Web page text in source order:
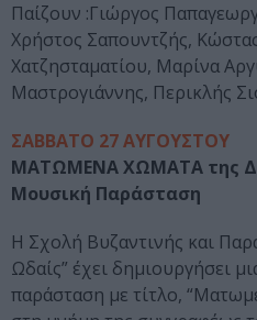
Παίζουν :Γιώργος
Χρήστος Σαπουντζής,
Χατζησταματίου, Μαρίνα
Μαστρογιάννης, Περικλής
ΣΑΒΒΑΤΟ 27 ΑΥΓΟΥΣΤΟΥ
ΜΑΤΩΜΕΝΑ ΧΩΜΑΤΑ της
Μουσική Παράσταση
Η Σχολή Βυζαντινής και
Ωδαίς” έχει δημιουργήσει
παράσταση με τίτλο,